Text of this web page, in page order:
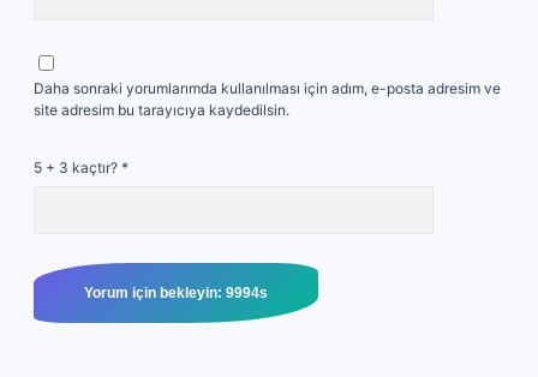
Daha sonraki yorumlarımda kullanılması için adım, e-posta adresim ve
site adresim bu tarayıcıya kaydedilsin.
5 + 3 kaçtır? *